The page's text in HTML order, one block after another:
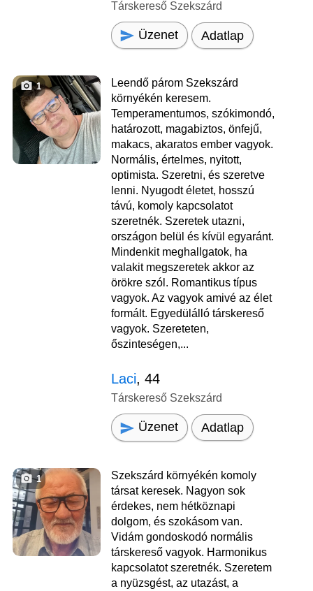
Társkereső Szekszárd
Üzenet Adatlap
1
Leendő párom Szekszárd
környékén keresem.
Temperamentumos, szókimondó,
határozott, magabiztos, önfejű,
makacs, akaratos ember vagyok.
Normális, értelmes, nyitott,
optimista. Szeretni, és szeretve
lenni. Nyugodt életet, hosszú
távú, komoly kapcsolatot
szeretnék. Szeretek utazni,
országon belül és kívül egyaránt.
Mindenkit meghallgatok, ha
valakit megszeretek akkor az
örökre szól. Romantikus típus
vagyok. Az vagyok amivé az élet
formált. Egyedülálló társkereső
vagyok. Szereteten,
őszinteségen,...
Laci, 44
Társkereső Szekszárd
Üzenet Adatlap
1
Szekszárd környékén komoly
társat keresek. Nagyon sok
érdekes, nem hétköznapi
dolgom, és szokásom van.
Vidám gondoskodó normális
társkereső vagyok. Harmonikus
kapcsolatot szeretnék. Szeretem
a nyüzsgést, az utazást, a